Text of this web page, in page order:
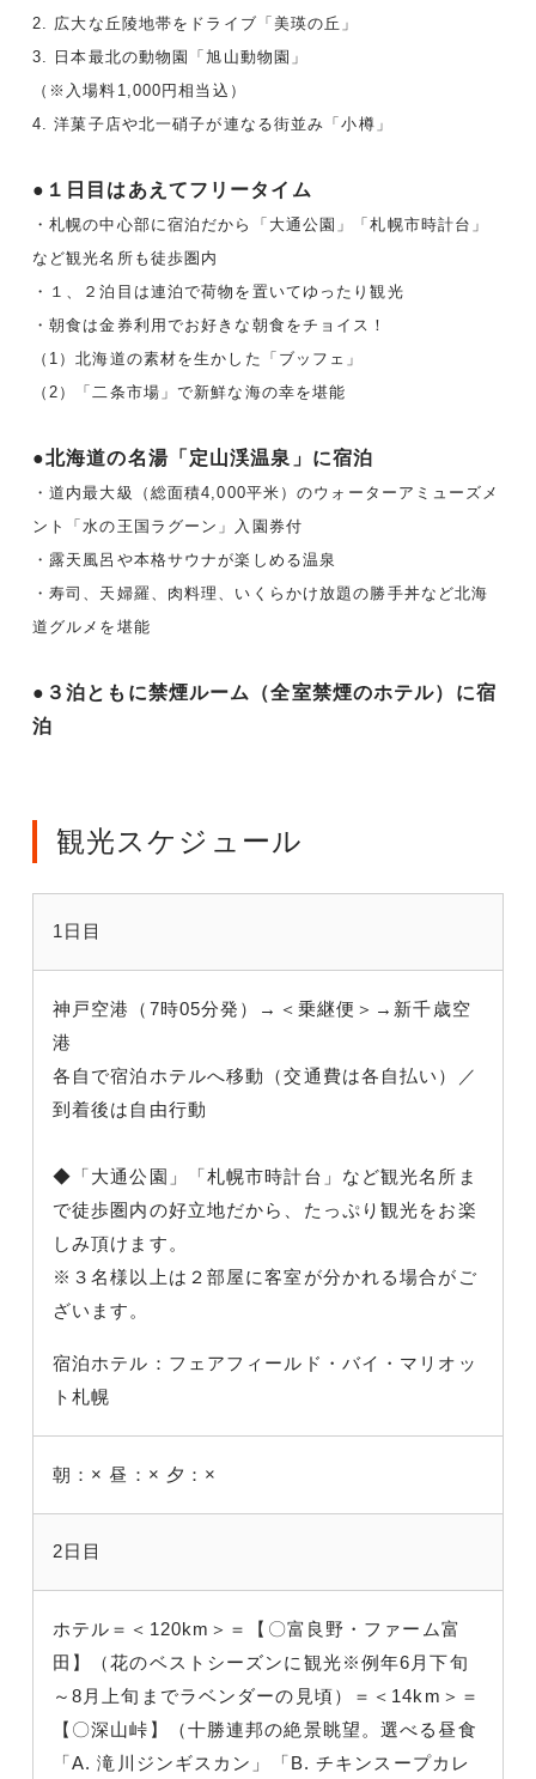
2. 広大な丘陵地帯をドライブ「美瑛の丘」
3. 日本最北の動物園「旭山動物園」
（※入場料1,000円相当込）
4. 洋菓子店や北一硝子が連なる街並み「小樽」
●１日目はあえてフリータイム
・札幌の中心部に宿泊だから「大通公園」「札幌市時計台」
など観光名所も徒歩圏内
・１、２泊目は連泊で荷物を置いてゆったり観光
・朝食は金券利用でお好きな朝食をチョイス！
（1）北海道の素材を生かした「ブッフェ」
（2）「二条市場」で新鮮な海の幸を堪能
●北海道の名湯「定山渓温泉」に宿泊
・道内最大級（総面積4,000平米）のウォーターアミューズメ
ント「水の王国ラグーン」入園券付
・露天風呂や本格サウナが楽しめる温泉
・寿司、天婦羅、肉料理、いくらかけ放題の勝手丼など北海
道グルメを堪能
●３泊ともに禁煙ルーム（全室禁煙のホテル）に宿
泊
観光スケジュール
1日目
神戸空港（7時05分発）→＜乗継便＞→新千歳空
港
各自で宿泊ホテルへ移動（交通費は各自払い）／
到着後は自由行動
◆「大通公園」「札幌市時計台」など観光名所ま
で徒歩圏内の好立地だから、たっぷり観光をお楽
しみ頂けます。
※３名様以上は２部屋に客室が分かれる場合がご
ざいます。
宿泊ホテル：フェアフィールド・バイ・マリオッ
ト札幌
朝：× 昼：× 夕：×
2日目
ホテル＝＜120km＞＝【〇富良野・ファーム富
田】（花のベストシーズンに観光※例年6月下旬
～8月上旬までラベンダーの見頃）＝＜14km＞＝
【〇深山峠】（十勝連邦の絶景眺望。選べる昼食
「A. 滝川ジンギスカン」「B. チキンスープカレ